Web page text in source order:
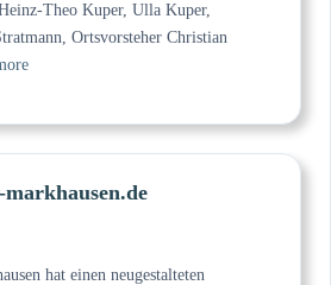
Theo Kuper, Ulla Kuper,
Ortsvorsteher Christian
:
Ortsbrandmeister
hat einen neugestalteten